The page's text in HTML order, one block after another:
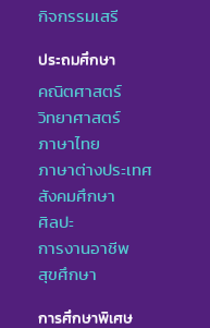
กิจกรรมเสรี
ประถมศึกษา
คณิตศาสตร์
วิทยาศาสตร์
ภาษาไทย
ภาษาต่างประเทศ
สังคมศึกษา
ศิลปะ
การงานอาชีพ
สุขศึกษา
การศึกษาพิเศษ